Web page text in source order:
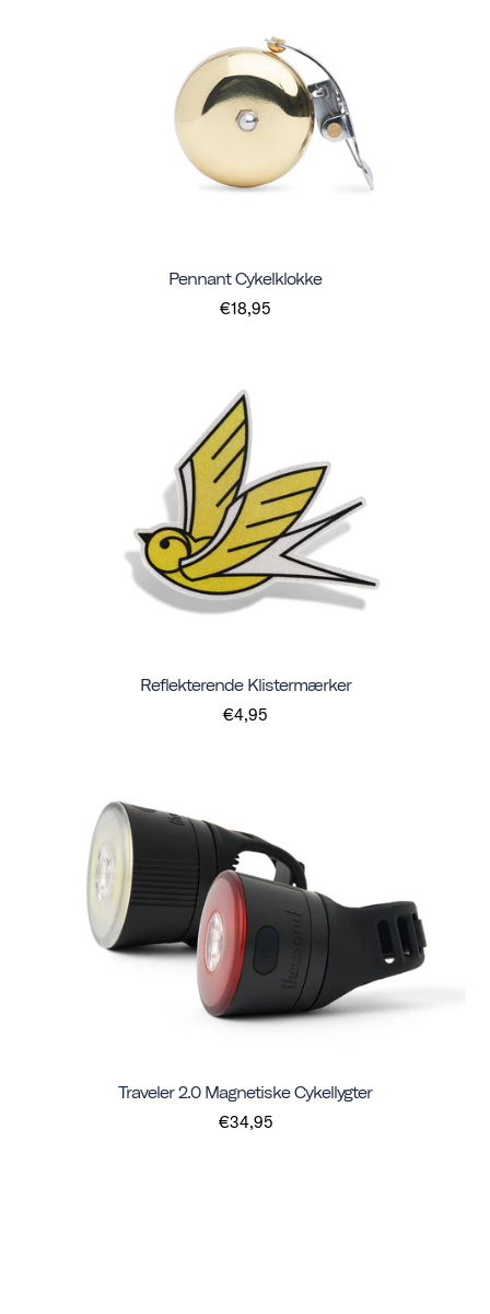
Pennant Cykelklokke
€18,95
Reflekterende Klistermærker
€4,95
Traveler 2.0 Magnetiske Cykellygter
€34,95